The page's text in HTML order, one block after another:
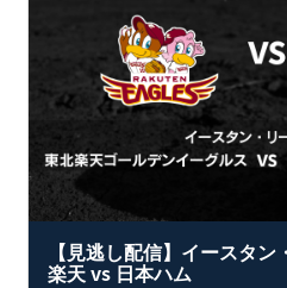
【見逃し配信】イースタ
楽天 vs 日本ハム